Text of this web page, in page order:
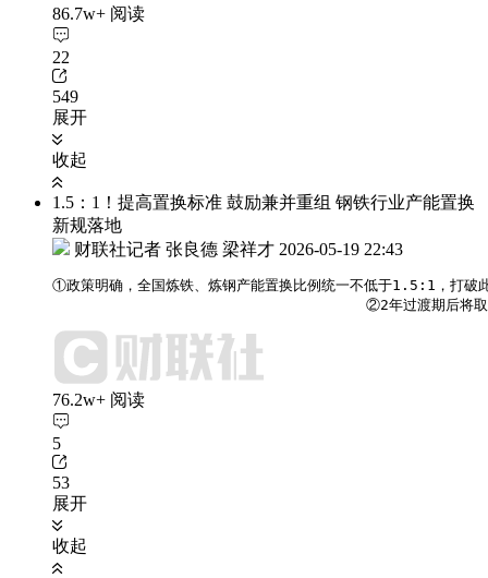
86.7w+ 阅读
22
549
展开
收起
1.5：1！提高置换标准 鼓励兼并重组 钢铁行业产能置换
新规落地
财联社记者 张良德 梁祥才 2026-05-19 22:43
①政策明确，全国炼铁、炼钢产能置换比例统一不低于1.5:1，打破
②2年过渡期后将取消
76.2w+ 阅读
5
53
展开
收起